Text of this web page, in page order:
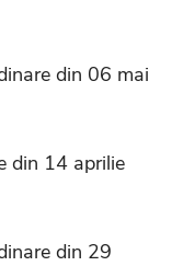
din 06 mai
din 14 aprilie
din 29